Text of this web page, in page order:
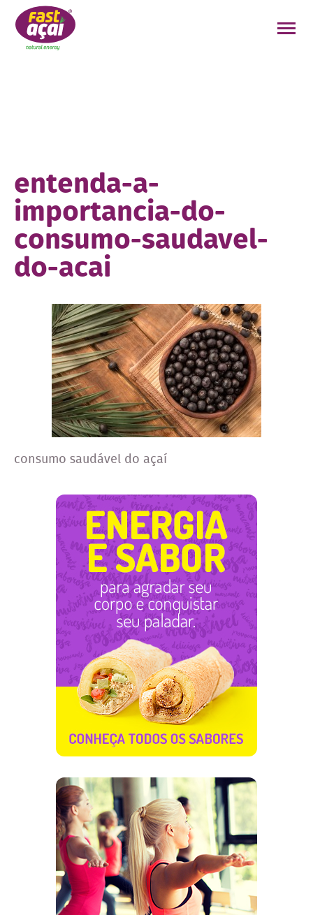
entenda-a-
importancia-do-
consumo-saudavel-
do-acai
consumo saudável do açaí